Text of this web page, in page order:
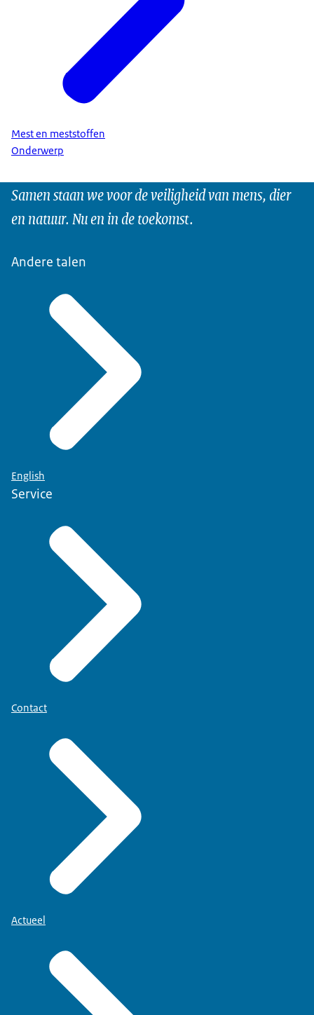
Mest en meststoffen
Onderwerp
Samen staan we voor de veiligheid van mens, dier
en natuur. Nu en in de toekomst.
Andere talen
English
Service
Contact
Actueel